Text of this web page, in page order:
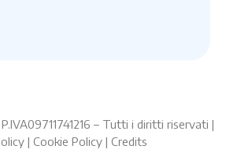
– Tutti i diritti riservati |
| Cookie Policy | Credits